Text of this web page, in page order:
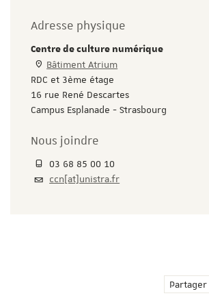
Adresse physique
Centre de culture numérique
Bâtiment Atrium
RDC et 3ème étage
16 rue René Descartes
Campus Esplanade - Strasbourg
Nous joindre
03 68 85 00 10
ccn[at]unistra.fr
Partager